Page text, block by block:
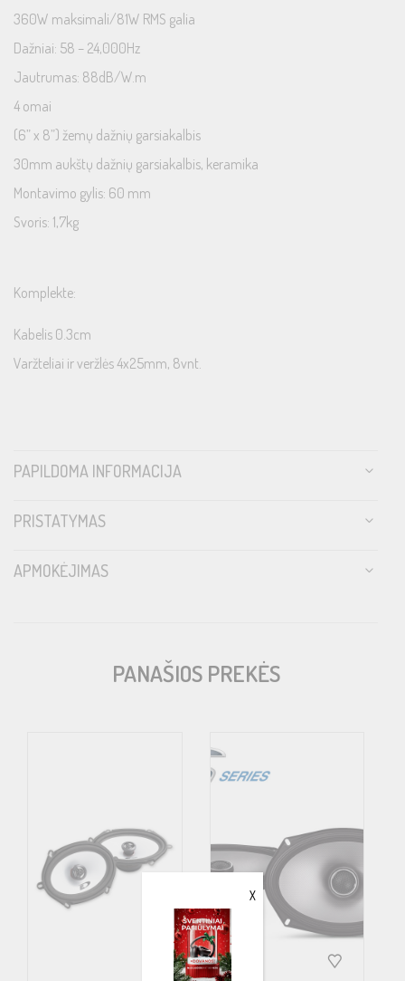
360W maksimali/81W RMS galia
Dažniai: 58 – 24,000Hz
Jautrumas: 88dB/W.m
4 omai
(6” x 8”) žemų dažnių garsiakalbis
30mm aukštų dažnių garsiakalbis, keramika
Montavimo gylis: 60 mm
Svoris: 1,7kg
Komplekte:
Kabelis 0.3cm
Varžteliai ir veržlės 4x25mm, 8vnt.
PAPILDOMA INFORMACIJA
PRISTATYMAS
APMOKĖJIMAS
PANAŠIOS PREKĖS
X